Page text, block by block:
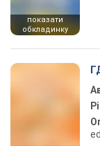
показати
обкладинку